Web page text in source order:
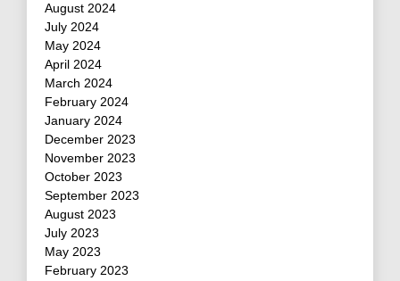
August 2024
July 2024
May 2024
April 2024
March 2024
February 2024
January 2024
December 2023
November 2023
October 2023
September 2023
August 2023
July 2023
May 2023
February 2023